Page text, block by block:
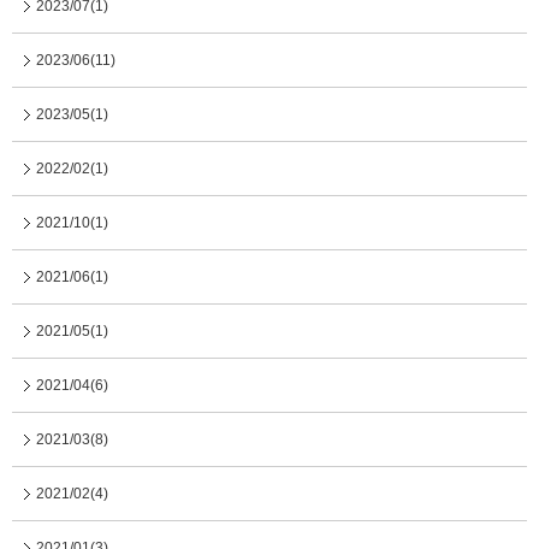
2023/07(1)
2023/06(11)
2023/05(1)
2022/02(1)
2021/10(1)
2021/06(1)
2021/05(1)
2021/04(6)
2021/03(8)
2021/02(4)